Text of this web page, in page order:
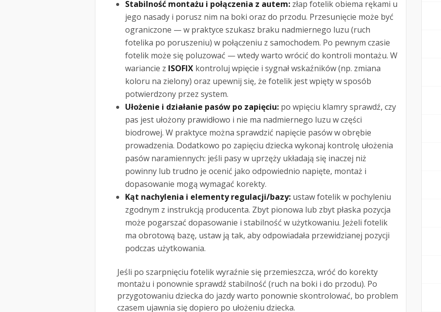
Stabilność montażu i połączenia z autem: złap fotelik obiema rękami u
jego nasady i porusz nim na boki oraz do przodu. Przesunięcie może być
ograniczone — w praktyce szukasz braku nadmiernego luzu (ruch
fotelika po poruszeniu) w połączeniu z samochodem. Po pewnym czasie
fotelik może się poluzować — wtedy warto wrócić do kontroli montażu. W
wariancie z ISOFIX kontroluj wpięcie i sygnał wskaźników (np. zmiana
koloru na zielony) oraz upewnij się, że fotelik jest wpięty w sposób
potwierdzony przez system.
Ułożenie i działanie pasów po zapięciu: po wpięciu klamry sprawdź, czy
pas jest ułożony prawidłowo i nie ma nadmiernego luzu w części
biodrowej. W praktyce można sprawdzić napięcie pasów w obrębie
prowadzenia. Dodatkowo po zapięciu dziecka wykonaj kontrolę ułożenia
pasów naramiennych: jeśli pasy w uprzęży układają się inaczej niż
powinny lub trudno je ocenić jako odpowiednio napięte, montaż i
dopasowanie mogą wymagać korekty.
Kąt nachylenia i elementy regulacji/bazy: ustaw fotelik w pochyleniu
zgodnym z instrukcją producenta. Zbyt pionowa lub zbyt płaska pozycja
może pogarszać dopasowanie i stabilność w użytkowaniu. Jeżeli fotelik
ma obrotową bazę, ustaw ją tak, aby odpowiadała przewidzianej pozycji
podczas użytkowania.
Jeśli po szarpnięciu fotelik wyraźnie się przemieszcza, wróć do korekty
montażu i ponownie sprawdź stabilność (ruch na boki i do przodu). Po
przygotowaniu dziecka do jazdy warto ponownie skontrolować, bo problem
czasem ujawnia się dopiero po ułożeniu dziecka.